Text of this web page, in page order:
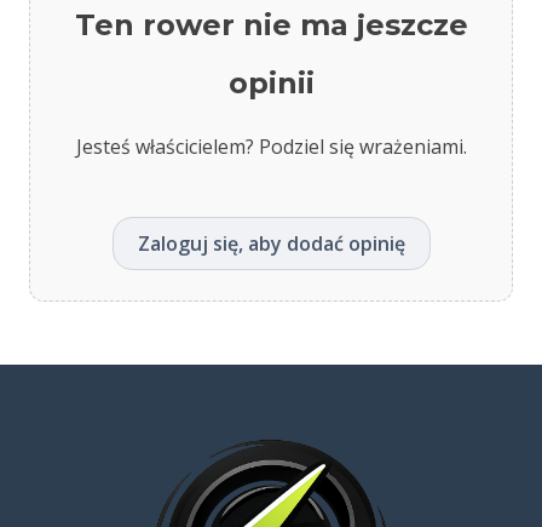
Ten rower nie ma jeszcze
opinii
Jesteś właścicielem? Podziel się wrażeniami.
Zaloguj się, aby dodać opinię